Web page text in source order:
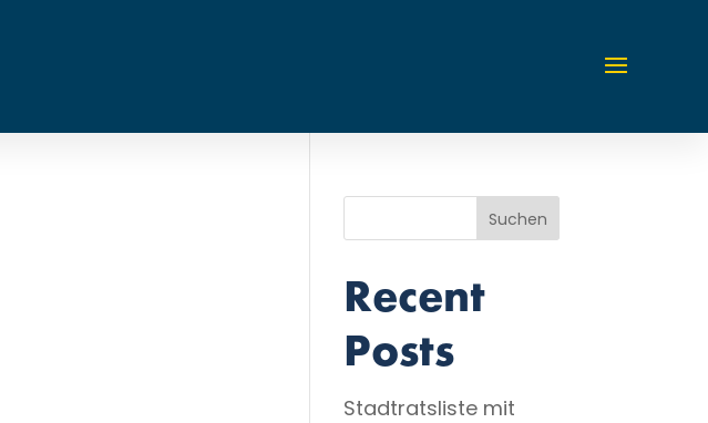
Suchen
Recent
Posts
Stadtratsliste mit